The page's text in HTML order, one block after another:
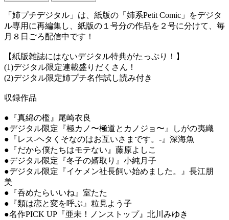
「姉プチデジタル」は、紙版の「姉系Petit Comic」をデジタ
ル専用に再編集し、紙版の１号分の作品を２号に分けて、毎
月８日ごろ配信中です！
【紙版雑誌にはないデジタル特典がたっぷり！】
(1)デジタル限定連載盛りだくさん！
(2)デジタル限定姉プチ名作試し読み付き
収録作品
●『真綿の檻』尾崎衣良
●デジタル限定『極カノ〜極道とカノジョ〜』しがの夷織
●『レス-ヘタくそなのはお互いさまです。-』深海魚
●『だから僕たちはモテない』藤原よしこ
●デジタル限定『冬子の婿取り』小純月子
●デジタル限定『イケメン社長飼い始めました。』長江朋
美
●『呑めたらいいね』室たた
●『類は恋と変を呼ぶ』粒見よう子
●名作PICK UP『亜未！ノンストップ』北川みゆき